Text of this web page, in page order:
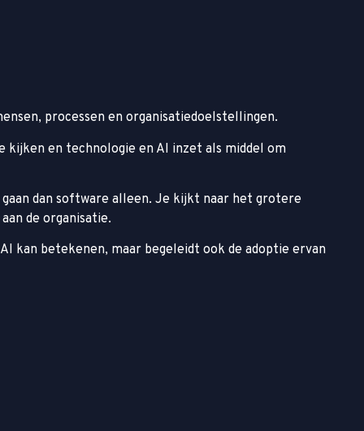
processen en organisatiedoelstellingen.
kijken en technologie en AI inzet als middel om
dan software alleen. Je kijkt naar het grotere
de organisatie.
kan betekenen, maar begeleidt ook de adoptie ervan